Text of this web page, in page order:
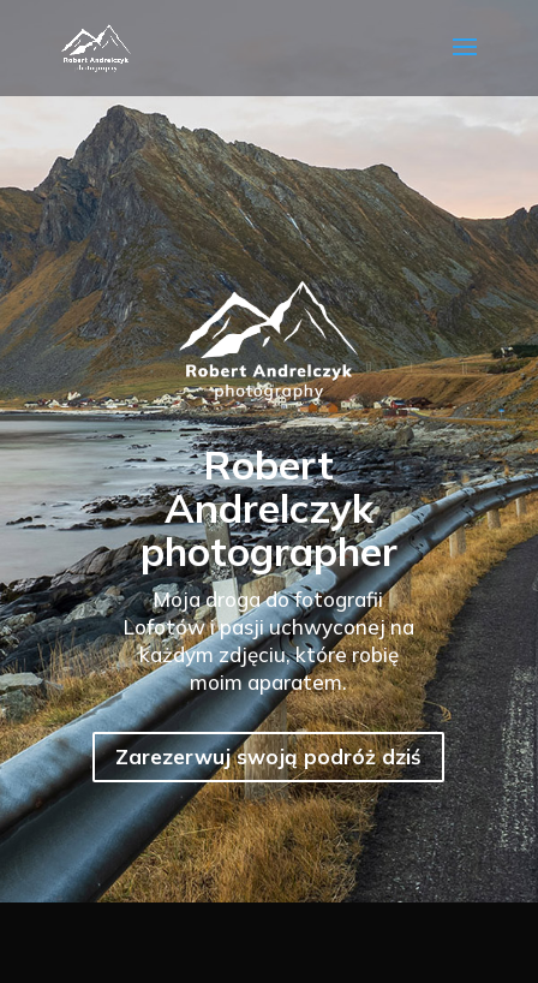
Robert
Andrelczyk
photographer
Moja droga do fotografii
Lofotów i pasji uchwyconej na
każdym zdjęciu, które robię
moim aparatem.
Zarezerwuj swoją podróż dziś